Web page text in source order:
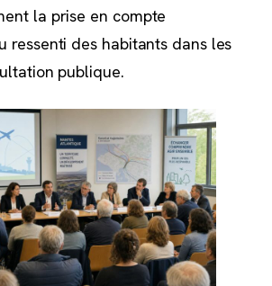
la prise en compte
ressenti des habitants dans les
publique.